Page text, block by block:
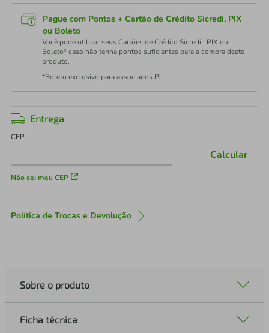
Pague com Pontos + Cartão de Crédito Sicredi, PIX
ou Boleto
Você pode utilizar seus Cartões de Crédito Sicredi , PIX ou
Boleto* caso não tenha pontos suficientes para a compra deste
produto.
*Boleto exclusivo para associados PJ
Entrega
CEP
Não sei meu CEP
Calcular
Política de Trocas e Devolução
Sobre o produto
Ficha técnica